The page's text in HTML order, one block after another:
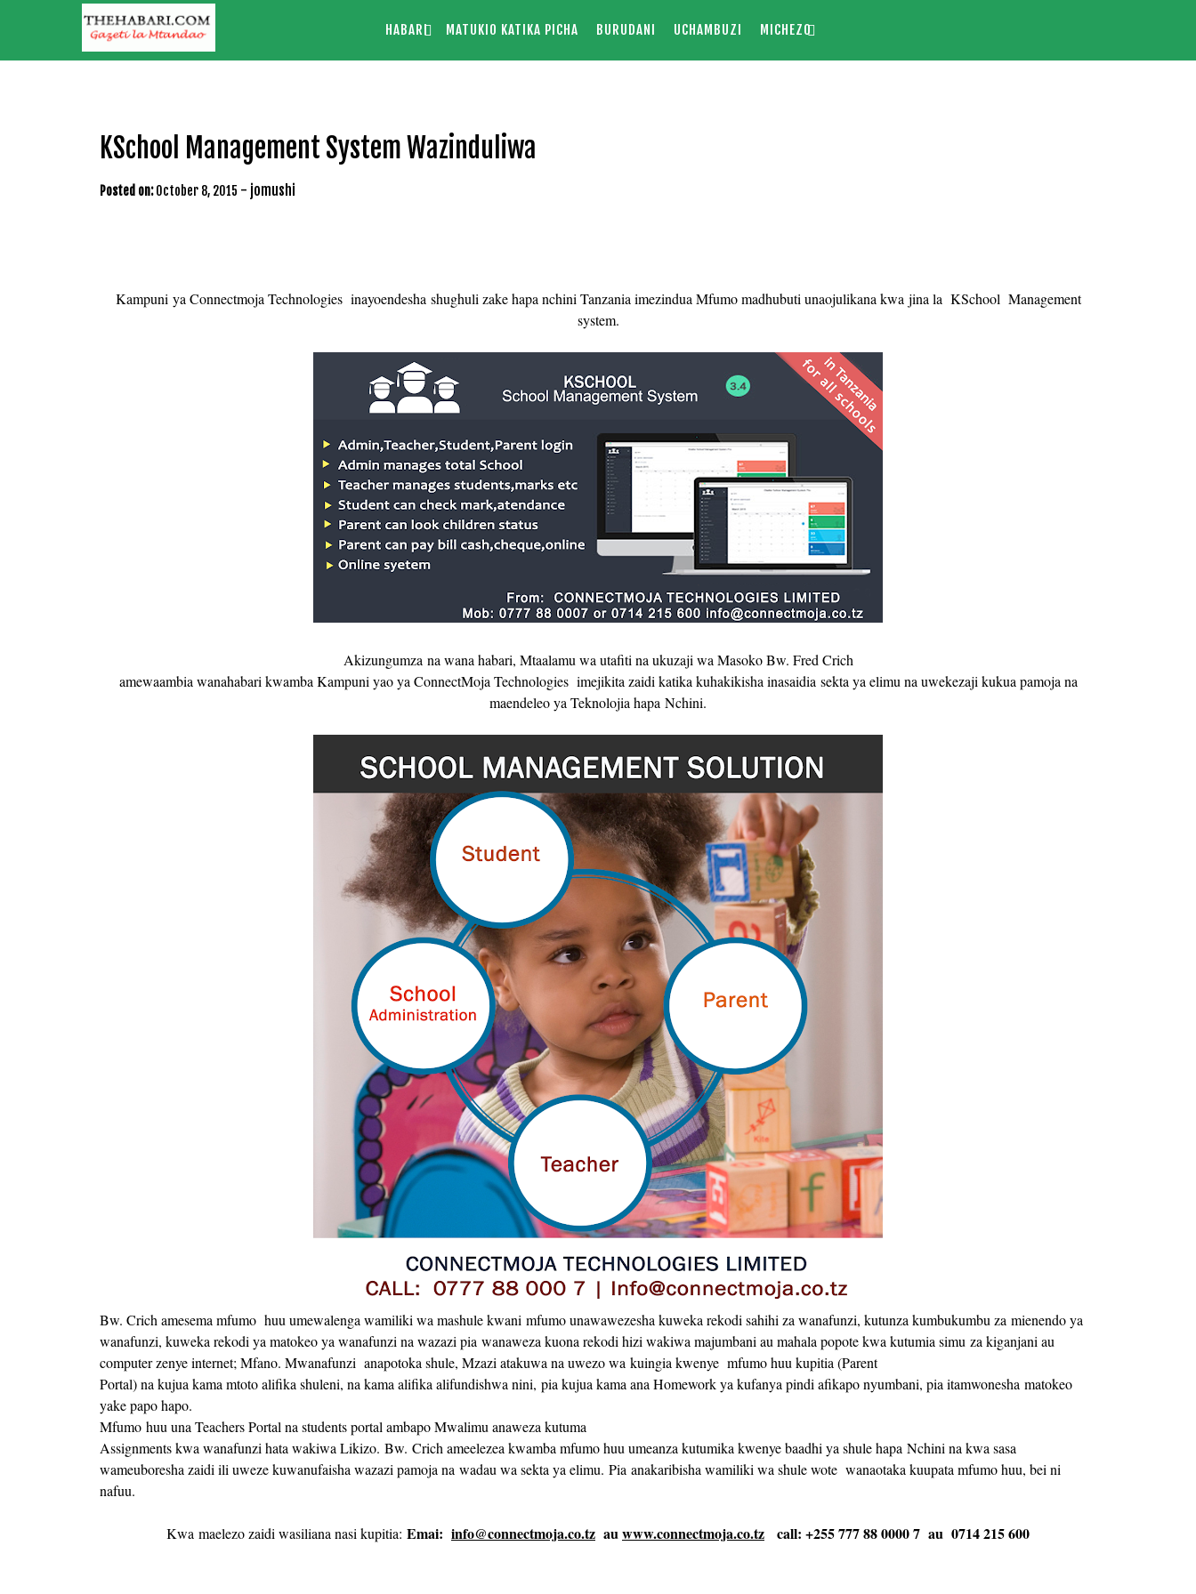
HABARI MATUKIO KATIKA PICHA BURUDANI UCHAMBUZI MICHEZO
KSchool Management System Wazinduliwa
Posted on: October 8, 2015 - jomushi
Kampuni ya Connectmoja Technologies inayoendesha shughuli zake hapa nchini Tanzania imezindua Mfumo madhubuti unaojulikana kwa jina la KSchool Management
system.
Akizungumza na wana habari, Mtaalamu wa utafiti na ukuzaji wa Masoko Bw. Fred Crich
amewaambia wanahabari kwamba Kampuni yao ya ConnectMoja Technologies imejikita zaidi katika kuhakikisha inasaidia sekta ya elimu na uwekezaji kukua pamoja na
maendeleo ya Teknolojia hapa Nchini.
Bw. Crich amesema mfumo huu umewalenga wamiliki wa mashule kwani mfumo unawawezesha kuweka rekodi sahihi za wanafunzi, kutunza kumbukumbu za mienendo ya
wanafunzi, kuweka rekodi ya matokeo ya wanafunzi na wazazi pia wanaweza kuona rekodi hizi wakiwa majumbani au mahala popote kwa kutumia simu za kiganjani au
computer zenye internet; Mfano. Mwanafunzi anapotoka shule, Mzazi atakuwa na uwezo wa kuingia kwenye mfumo huu kupitia (Parent
Portal) na kujua kama mtoto alifika shuleni, na kama alifika alifundishwa nini, pia kujua kama ana Homework ya kufanya pindi afikapo nyumbani, pia itamwonesha matokeo
yake papo hapo.
Mfumo huu una Teachers Portal na students portal ambapo Mwalimu anaweza kutuma
Assignments kwa wanafunzi hata wakiwa Likizo. Bw. Crich ameelezea kwamba mfumo huu umeanza kutumika kwenye baadhi ya shule hapa Nchini na kwa sasa
wameuboresha zaidi ili uweze kuwanufaisha wazazi pamoja na wadau wa sekta ya elimu. Pia anakaribisha wamiliki wa shule wote wanaotaka kuupata mfumo huu, bei ni
nafuu.
Kwa maelezo zaidi wasiliana nasi kupitia: Emai: info@connectmoja.co.tz auwww.connectmoja.co.tz call: +255 777 88 0000 7 au 0714 215 600